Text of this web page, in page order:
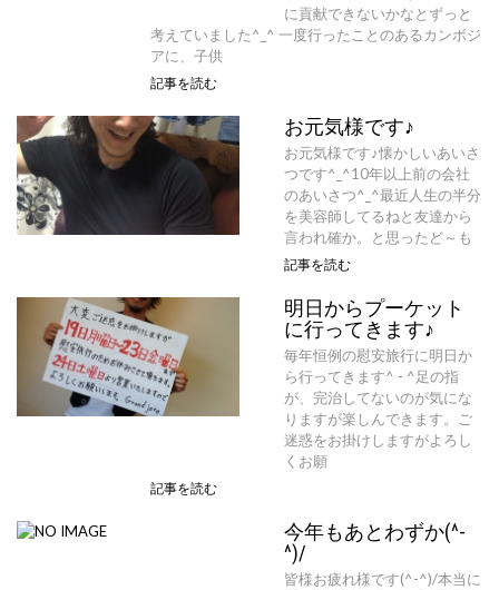
に貢献できないかなとずっと
考えていました^_^ 一度行ったことのあるカンボジ
アに、子供
記事を読む
お元気様です♪
お元気様です♪懐かしいあいさ
つです^_^10年以上前の会社
のあいさつ^_^最近人生の半分
を美容師してるねと友達から
言われ確か。と思ったど～も
記事を読む
明日からプーケット
に行ってきます♪
毎年恒例の慰安旅行に明日か
ら行ってきます^ - ^足の指
が、完治してないのが気にな
りますが楽しんできます。ご
迷惑をお掛けしますがよろし
くお願
記事を読む
今年もあとわずか(^-
^)/
皆様お疲れ様です(^-^)/本当に